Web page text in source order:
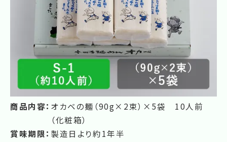
商品内容： オカベの麺（90g×2束）×5袋 10人前
（化粧箱）
賞味期限： 製造日より約1年半